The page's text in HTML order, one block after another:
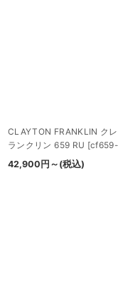
CLAYTON FRANKLIN ク
ランクリン 659 RU [
42,900 円 ～ (税込)